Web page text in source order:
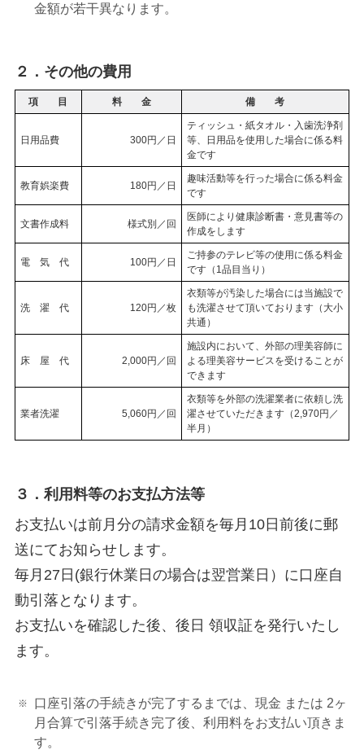
金額が若干異なります。
２．その他の費用
項 目 料 金 備 考
日用品費 300円／日
ティッシュ・紙タオル・入歯洗浄剤
等、日用品を使用した場合に係る料
金です
教育娯楽費 180円／日
趣味活動等を行った場合に係る料金
です
文書作成料 様式別／回
医師により健康診断書・意見書等の
作成をします
電 気 代 100円／日
ご持参のテレビ等の使用に係る料金
です（1品目当り）
洗 濯 代 120円／枚
衣類等が汚染した場合には当施設で
も洗濯させて頂いております（大小
共通）
床 屋 代 2,000円／回
施設内において、外部の理美容師に
よる理美容サービスを受けることが
できます
業者洗濯 5,060円／回
衣類等を外部の洗濯業者に依頼し洗
濯させていただきます（2,970円／
半月）
３．利用料等のお支払方法等
お支払いは前月分の請求金額を毎月10日前後に郵
送にてお知らせします。
毎月27日(銀行休業日の場合は翌営業日）に口座自
動引落となります。
お支払いを確認した後、後日 領収証を発行いたし
ます。
口座引落の手続きが完了するまでは、現金 または 2ヶ
月合算で引落手続き完了後、利用料をお支払い頂きま
す。